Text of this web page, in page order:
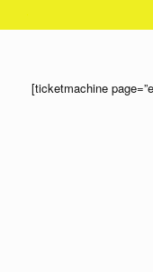
[ticketmachine